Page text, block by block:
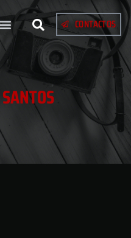
CONTACTOS
SANTOS